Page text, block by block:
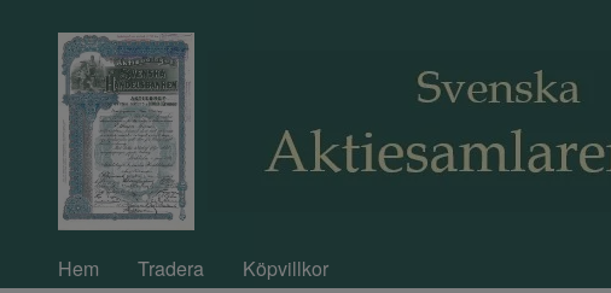
Hem Tradera Köpvillkor